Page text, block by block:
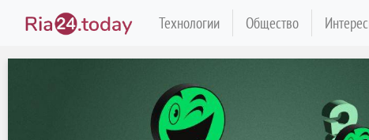
Технологии Общество